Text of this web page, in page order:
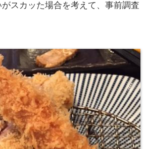
スカッた場合を考えて、事前調査